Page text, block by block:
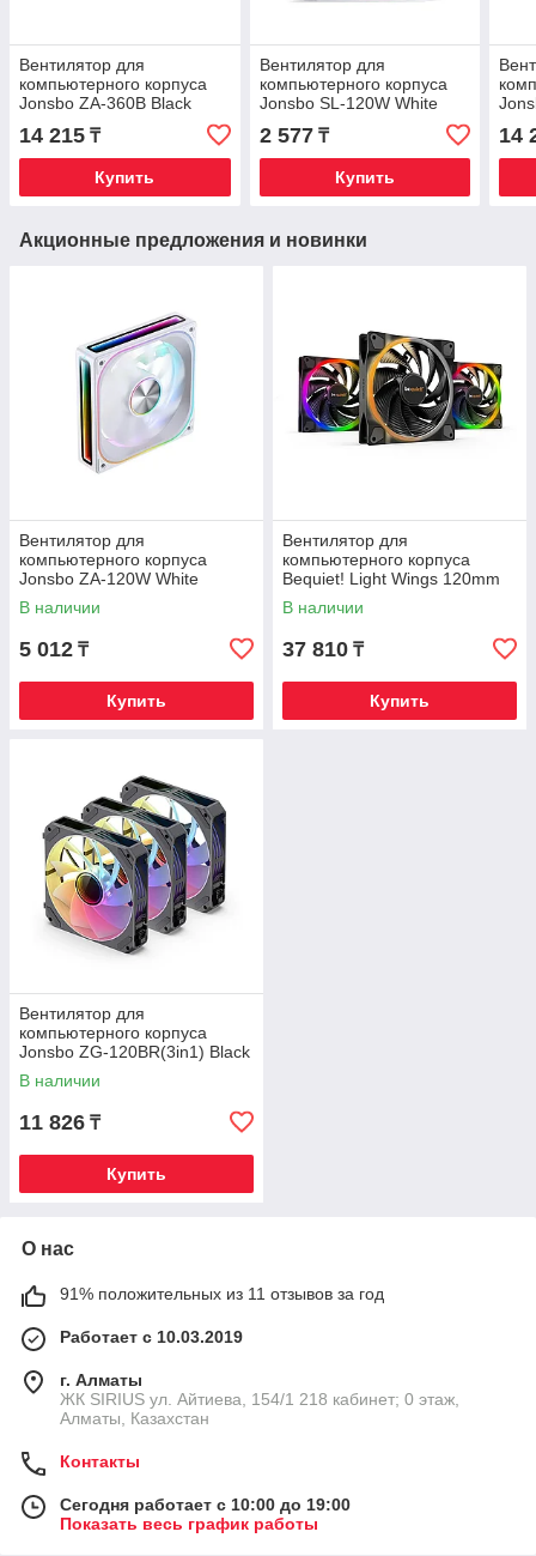
Вентилятор для
компьютерного корпуса
Jonsbo ZA-360B Black
14 215 ₸
Купить
Вентилятор для
компьютерного корпуса
Jonsbo SL-120W White
2 577₸
Купить
14
Акционные предложения и новинки
Вентилятор для
компьютерного корпуса
Jonsbo ZA-120W White
В наличии
5 012 ₸
Купить
Вентилятор для
компьютерного корпуса
Bequiet! Light Wings 120mm
PWM high-speed ARGB Triple-
Pack
В наличии
37 810 ₸
Купить
Вентилятор для
компьютерного корпуса
Jonsbo ZG-120BR(3in1) Black
В наличии
11 826 ₸
Купить
О нас
91% положительных из 11 отзывов за год
Работает с 10.03.2019
г. Алматы
​ЖК SIRIUS​ ул. Айтиева, 154/1​ 218 кабинет; 0 этаж,
Алматы, Казахстан
Контакты
Сегодня работает с 10:00 до 19:00
Показать весь график работы